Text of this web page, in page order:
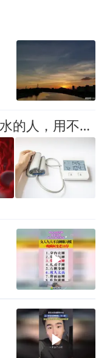
调查发现：起床后马上喝水的人，用不了多久，身体会有4改变